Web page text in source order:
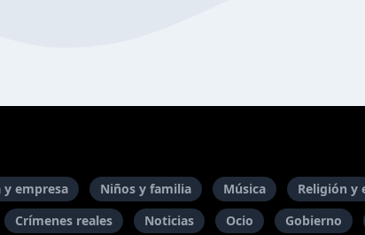
y empresa Niños y familia Música Religión y
Crímenes reales Noticias Ocio Gobierno